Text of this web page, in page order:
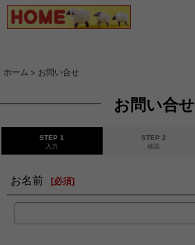
ホーム > お問い合せ
お問い合せ
STEP 1
入力
STEP 2
確認
お名前 [必須]